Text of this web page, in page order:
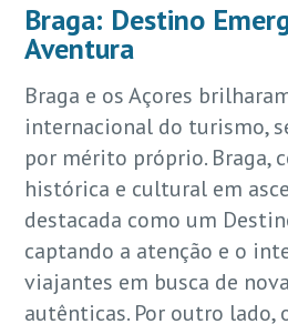
Braga: Destino
Aventura
Braga e os Açores
internacional do turismo,
por mérito próprio. Braga,
histórica e cultural em
destacada como um
captando a atenção e o
viajantes em busca de
autênticas. Por outro lado,